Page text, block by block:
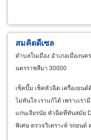
สมคิดดีเซล
ตำบลในเมือง อำเภอเมืองน
นครราชสีมา 30000
เช็คปั๊ม เช็คหัวฉีด เครื่องยน
ไม่ทันใจ เราแก้ได้ เพราะเร
แก่นเจียรนัย หัวฉีดที่ทันสมัย
พิเศษ ตรวจวิเคราะห์ รถยน